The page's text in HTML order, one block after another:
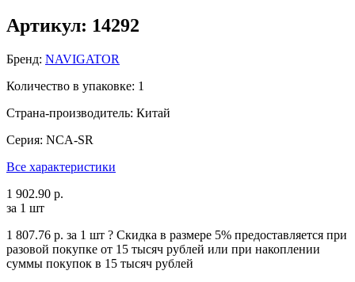
Артикул: 14292
Бренд: NAVIGATOR
Количество в упаковке: 1
Страна-производитель: Китай
Серия: NCA-SR
Все характеристики
1 902.90 р.
за 1 шт
1 807.76 р. за 1 шт ? Cкидка в размере 5% предоставляется при
разовой покупке от 15 тысяч рублей или при накоплении
суммы покупок в 15 тысяч рублей